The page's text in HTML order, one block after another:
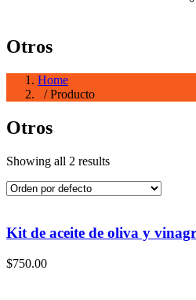
Otros
Home
/ Producto
Otros
Showing all 2 results
Kit de aceite de oliva y
$750.00